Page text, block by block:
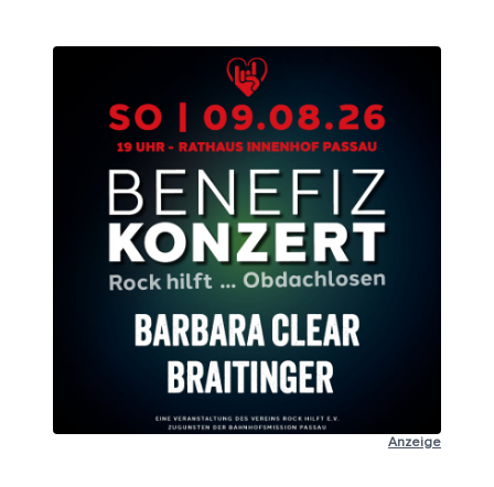
Anzeige